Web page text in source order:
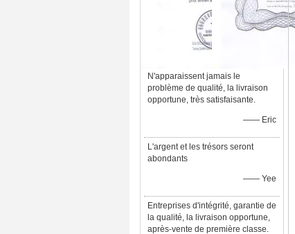
N'apparaissent jamais le
problème de qualité, la livraison
opportune, très satisfaisante.
—— Eric
L'argent et les trésors seront
abondants
—— Yee
Entreprises d'intégrité, garantie de
la qualité, la livraison opportune,
après-vente de première classe.